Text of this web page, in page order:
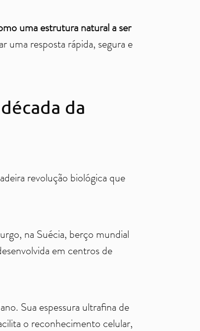
uma estrutura natural a ser
uma resposta rápida, segura e
da
revolução biológica que
na Suécia, berço mundial
em centros de
Sua espessura ultrafina de
o reconhecimento celular,